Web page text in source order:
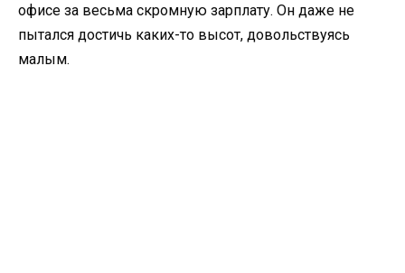
офисе за весьма скромную зарплату. Он даже не
пытался достичь каких-то высот, довольствуясь
малым.